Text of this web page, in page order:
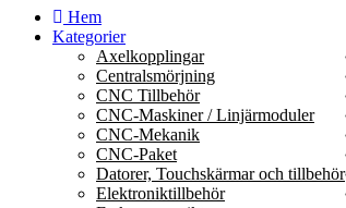
Hem
Kategorier
Axelkopplingar
Centralsmörjning
CNC Tillbehör
CNC-Maskiner / Linjärmoduler
CNC-Mekanik
CNC-Paket
Datorer, Touchskärmar och tillbehör
Elektroniktillbehör